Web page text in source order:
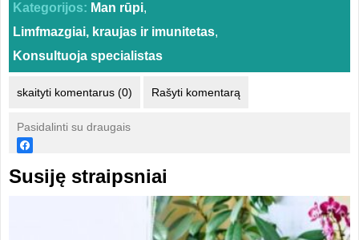
Kategorijos: Man rūpi,
Limfmazgiai, kraujas ir imunitetas,
Konsultuoja specialistas
skaityti komentarus (0) Rašyti komentarą
Pasidalinti su draugais
Susiję straipsniai